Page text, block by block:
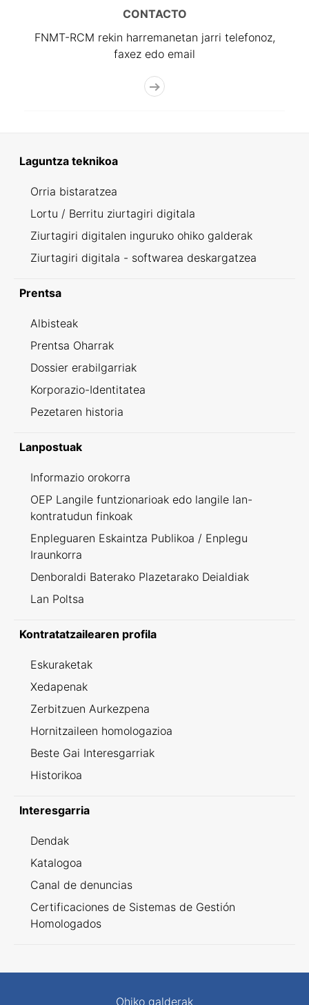
CONTACTO
FNMT-RCM rekin harremanetan jarri telefonoz,
faxez edo email
Laguntza teknikoa
Orria bistaratzea
Lortu / Berritu ziurtagiri digitala
Ziurtagiri digitalen inguruko ohiko galderak
Ziurtagiri digitala - softwarea deskargatzea
Prentsa
Albisteak
Prentsa Oharrak
Dossier erabilgarriak
Korporazio-Identitatea
Pezetaren historia
Lanpostuak
Informazio orokorra
OEP Langile funtzionarioak edo langile lan-
kontratudun finkoak
Enpleguaren Eskaintza Publikoa / Enplegu
Iraunkorra
Denboraldi Baterako Plazetarako Deialdiak
Lan Poltsa
Kontratatzailearen profila
Eskuraketak
Xedapenak
Zerbitzuen Aurkezpena
Hornitzaileen homologazioa
Beste Gai Interesgarriak
Historikoa
Interesgarria
Dendak
Katalogoa
Canal de denuncias
Certificaciones de Sistemas de Gestión
Homologados
Ohiko galderak